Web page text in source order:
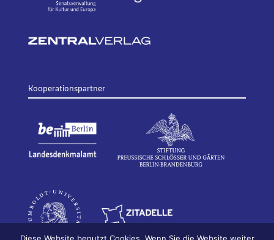
Kooperationspartner